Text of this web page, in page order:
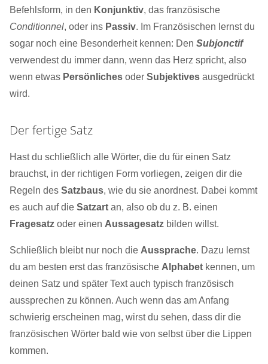
Befehlsform, in den Konjunktiv, das französische
Conditionnel, oder ins Passiv. Im Französischen lernst du
sogar noch eine Besonderheit kennen: Den Subjonctif
verwendest du immer dann, wenn das Herz spricht, also
wenn etwas Persönliches oder Subjektives ausgedrückt
wird.
Der fertige Satz
Hast du schließlich alle Wörter, die du für einen Satz
brauchst, in der richtigen Form vorliegen, zeigen dir die
Regeln des Satzbaus, wie du sie anordnest. Dabei kommt
es auch auf die Satzart an, also ob du z. B. einen
Fragesatz oder einen Aussagesatz bilden willst.
Schließlich bleibt nur noch die Aussprache. Dazu lernst
du am besten erst das französische Alphabet kennen, um
deinen Satz und später Text auch typisch französisch
aussprechen zu können. Auch wenn das am Anfang
schwierig erscheinen mag, wirst du sehen, dass dir die
französischen Wörter bald wie von selbst über die Lippen
kommen.